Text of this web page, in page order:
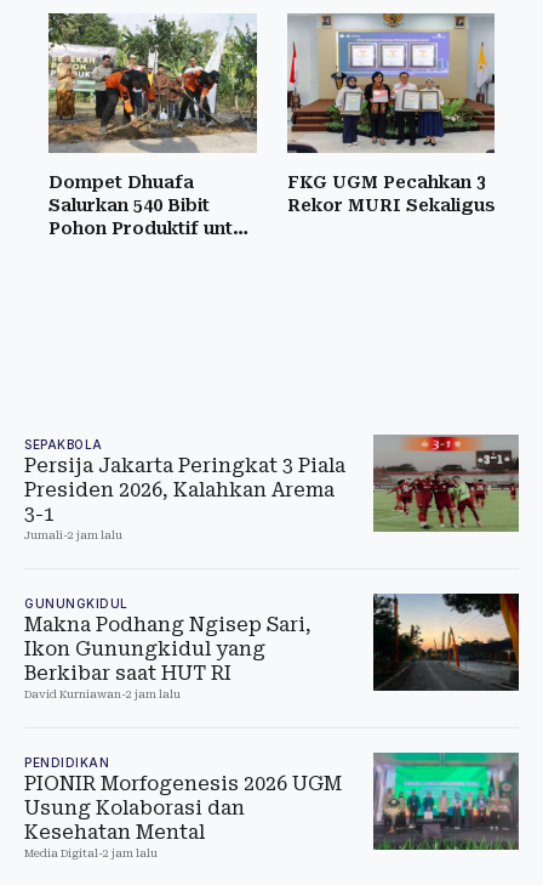
Dompet Dhuafa
Salurkan 540 Bibit
Pohon Produktif untuk
FKG UGM Pecahkan 3
Rekor MURI Sekaligus
SEPAKBOLA
Persija Jakarta Peringkat 3 Piala
Presiden 2026, Kalahkan Arema
3-1
Jumali-2 jam lalu
GUNUNGKIDUL
Makna Podhang Ngisep Sari,
Ikon Gunungkidul yang
Berkibar saat HUT RI
David Kurniawan-2 jam lalu
PENDIDIKAN
PIONIR Morfogenesis 2026 UGM
Usung Kolaborasi dan
Kesehatan Mental
Media Digital -2 jam lalu